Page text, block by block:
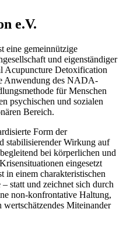
e.V.
eine gemeinnützige
und eigenständiger
Acupuncture Detoxification
Anwendung des NADA-
für Menschen
psychischen und sozialen
Bereich.
Form der
stabilisierender Wirkung auf
bei körperlichen und
eingesetzt
in einem charakteristischen
statt und zeichnet sich durch
non-konfrontative Haltung,
Miteinander